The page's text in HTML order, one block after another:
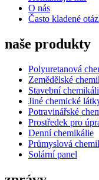
O nás
Často kladené
naše produkty
Polyuretanová
Zemědělské
Stavební
Jiné chemické
Potravinářské
Prostředek pro
Denní chemikálie
Průmyslová
Solární panel